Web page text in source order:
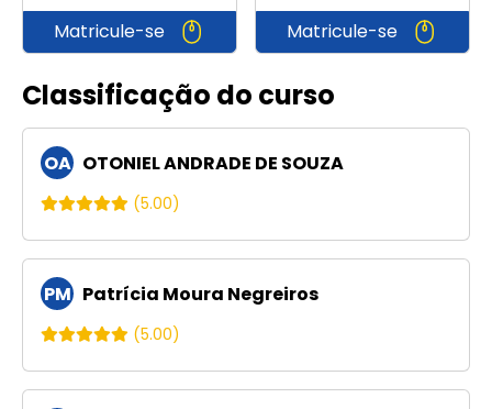
Matricule-se Matricule-se
Classificação do curso
OA OTONIEL ANDRADE DE SOUZA
(5.00)
PM Patrícia Moura Negreiros
(5.00)